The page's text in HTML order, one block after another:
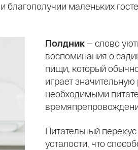
благополучии маленьких
Полдник — слово
воспоминания о
пищи, который
играет
необходимыми
Питательный
усталости, что